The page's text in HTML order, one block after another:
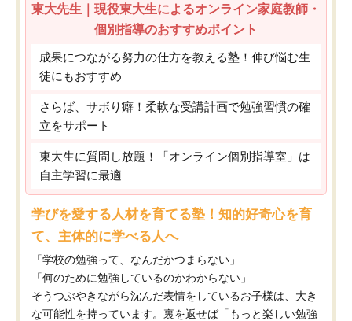
東大先生｜現役東大生によるオンライン家庭教師・
個別指導のおすすめポイント
成果につながる努力の仕方を教える塾！伸び悩む生
徒にもおすすめ
さらば、サボり癖！柔軟な受講計画で勉強習慣の確
立をサポート
東大生に質問し放題！「オンライン個別指導室」は
自主学習に最適
学びを愛する人材を育てる塾！知的好奇心を育
て、主体的に学べる人へ
「学校の勉強って、なんだかつまらない」
「何のために勉強しているのかわからない」
そうつぶやきながら沈んだ表情をしているお子様は、大き
な可能性を持っています。裏を返せば「もっと楽しい勉強